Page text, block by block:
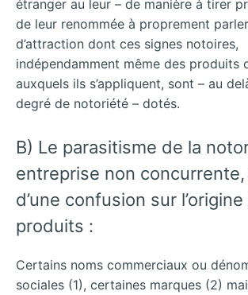
étranger au leur – de manière à tirer
de leur renommée à proprement
d’attraction dont ces signes notoires,
indépendamment même des produits
auxquels ils s’appliquent, sont – au
degré de notoriété – dotés.
B) Le parasitisme de la
entreprise non
d’une confusion sur
produits :
Certains noms commerciaux ou
sociales (1), certaines marques (2)